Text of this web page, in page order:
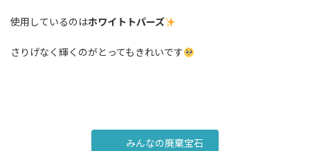
使用しているのはホワイトトパーズ
さりげなく輝くのがとってもきれいです
みんなの廃棄宝石